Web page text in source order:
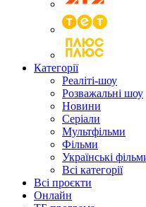
Категорії
Реаліті-шоу
Розважальні шоу
Новини
Серіали
Мультфільми
Фільми
Українські
Всі категорії
Всі проєкти
Онлайн